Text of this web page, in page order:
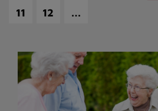
11
12 …